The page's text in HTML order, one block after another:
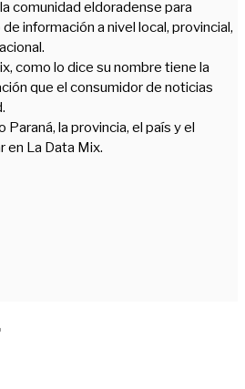
comunidad eldoradense para
información a nivel local, provincial,
como lo dice su nombre tiene la
que el consumidor de noticias
Paraná, la provincia, el país y el
en La Data Mix.